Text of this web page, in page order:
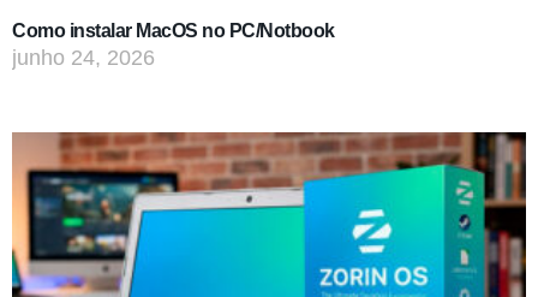
Como instalar MacOS no PC/Notbook
junho 24, 2026